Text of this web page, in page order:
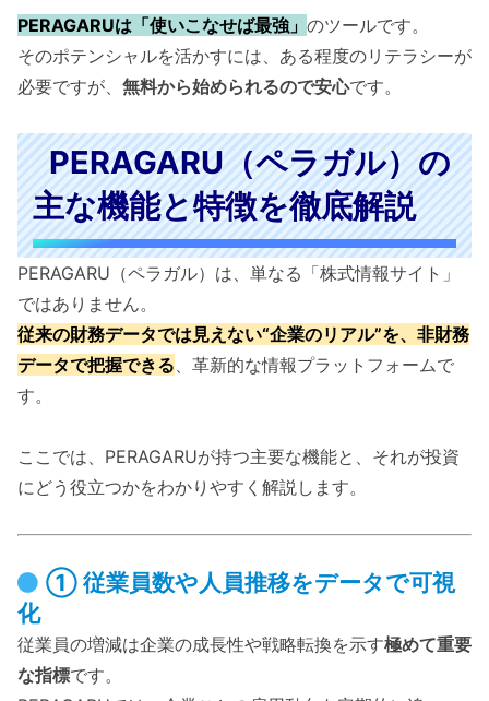
PERAGARUは「使いこなせば最強」 のツールです。
そのポテンシャルを活かすには、ある程度のリテラシーが
必要ですが、 無料から始められるので安心です。
PERAGARU（ペラガル）の
主な機能と特徴を徹底解説
PERAGARU（ペラガル）は、単なる「株式情報サイト」
ではありません。
従来の財務データでは見えない“企業のリアル”を、非財務
データで把握できる 、革新的な情報プラットフォームで
す。
ここでは、PERAGARUが持つ主要な機能と、それが投資
にどう役立つかをわかりやすく解説します。
① 従業員数や人員推移をデータで可視
化
従業員の増減は企業の成長性や戦略転換を示す極めて重要
な指標です。